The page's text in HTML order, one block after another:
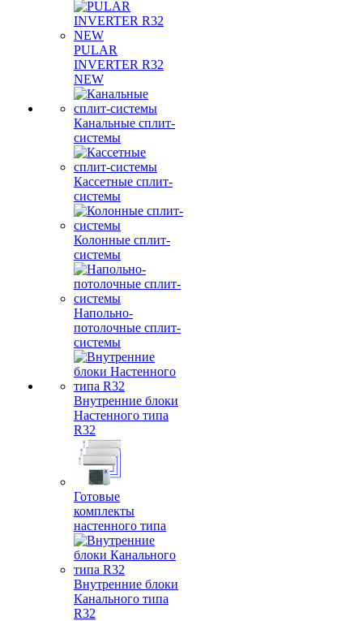
PULAR
INVERTER R32
NEW
Канальные сплит-
системы
Кассетные сплит-
системы
Колонные сплит-
системы
Напольно-
потолочные сплит-
системы
Внутренние блоки
Настенного типа
R32
Готовые
комплекты
настенного типа
Внутренние блоки
Канального типа
R32